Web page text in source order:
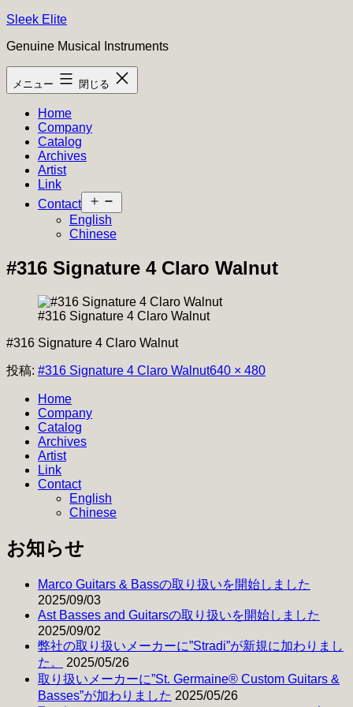
コ
テ
ン
ツ
Sleek Elite
Genuine Musical Instruments
メニュー 閉じる
Home
Company
Catalog
Archives
Artist
Link
Contact
ニ
ー
開
English
Chinese
#316 Signature 4 Claro Walnut
#316 Signature 4 Claro Walnut
#316 Signature 4 Claro Walnut
投稿: #316 Signature 4 Claro Walnutフ
640 × 480
Home
Company
Catalog
Archives
Artist
Link
Contact
English
Chinese
お知らせ
Marco Guitars & Bassの取り扱いを開始しました
2025/09/03
Ast Basses and Guitarsの取り扱いを開始しました
2025/09/02
弊社の取り扱いメーカーに”Stradi”が新規に加わりまし
た。
2025/05/26
取り扱いメーカーに”St. Germaine® Custom Guitars &
Basses”が加わりました 2025/05/26